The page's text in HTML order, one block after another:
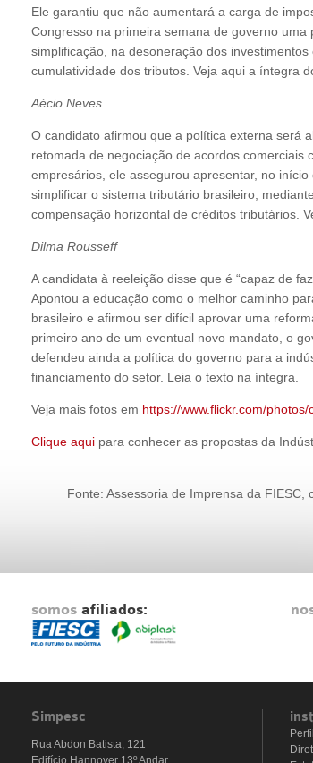
Ele garantiu que não aumentará a carga de
Congresso na primeira semana de governo
simplificação, na desoneração dos
cumulatividade dos tributos. Veja aqui a íntegra
Aécio Neves
O candidato afirmou que a política externa será
retomada de negociação de acordos comerciais
empresários, ele assegurou apresentar, no
simplificar o sistema tributário brasileiro,
compensação horizontal de créditos tributários.
Dilma Rousseff
A candidata à reeleição disse que é “capaz de
Apontou a educação como o melhor caminho
brasileiro e afirmou ser difícil aprovar uma
primeiro ano de um eventual novo mandato, o
defendeu ainda a política do governo para a
financiamento do setor. Leia o texto na íntegra.
Veja mais fotos em https://www.flickr.com/photos/
Clique aqui para conhecer as propostas da
Fonte: Assessoria de Imprensa da FIESC,
somos afiliados:
Simpesc
Rua Abdon Batista, 121
Edifício Hannover 13º Andar
Perfil